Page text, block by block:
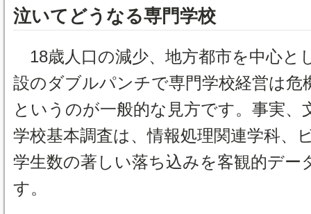
泣いてどうなる専門学校
18歳人口の減少、地方都市を中心と
設のダブルパンチで専門学校経営は危
というのが一般的な見方です。事実、
学校基本調査は、情報処理関連学科、
学生数の著しい落ち込みを客観的デー
す。